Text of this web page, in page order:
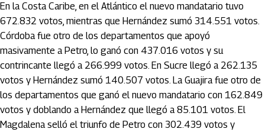
En la Costa Caribe, en el Atlántico el nuevo mandatario tuvo
672.832 votos, mientras que Hernández sumó 314.551 votos.
Córdoba fue otro de los departamentos que apoyó
masivamente a Petro, lo ganó con 437.016 votos y su
contrincante llegó a 266.999 votos. En Sucre llegó a 262.135
votos y Hernández sumó 140.507 votos. La Guajira fue otro de
los departamentos que ganó el nuevo mandatario con 162.849
votos y doblando a Hernández que llegó a 85.101 votos. El
Magdalena selló el triunfo de Petro con 302.439 votos y